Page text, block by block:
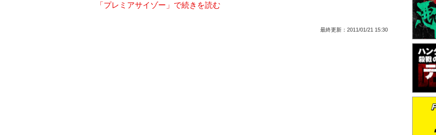
「プレミアサイゾー」で続きを読む
最終更新： 2011/01/21 15:30